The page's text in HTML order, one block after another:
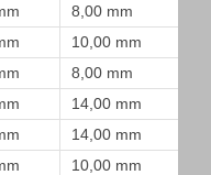
8,00 mm
10,00 mm
8,00 mm
14,00 mm
14,00 mm
10,00 mm